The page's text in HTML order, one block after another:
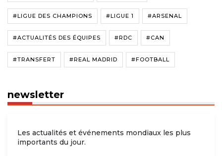
#LIGUE DES CHAMPIONS #LIGUE 1 #ARSENAL
#ACTUALITÉS DES ÉQUIPES #RDC #CAN
#TRANSFERT #REAL MADRID #FOOTBALL
newsletter
Les actualités et événements mondiaux les plus
importants du jour.